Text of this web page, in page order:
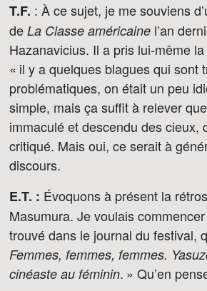
T.F. : À ce sujet, je me souviens
de La Classe américaine l’an
Hazanavicius. Il a pris lui-même
« il y a quelques blagues qui sont
problématiques, on était un peu
simple, mais ça suffit à relever
immaculé et descendu des cieux,
critiqué. Mais oui, ce serait à
discours.
E.T. : Évoquons à présent la
Masumura. Je voulais
trouvé dans le journal du festival,
Femmes, femmes, femmes.
cinéaste au féminin. » Qu’en